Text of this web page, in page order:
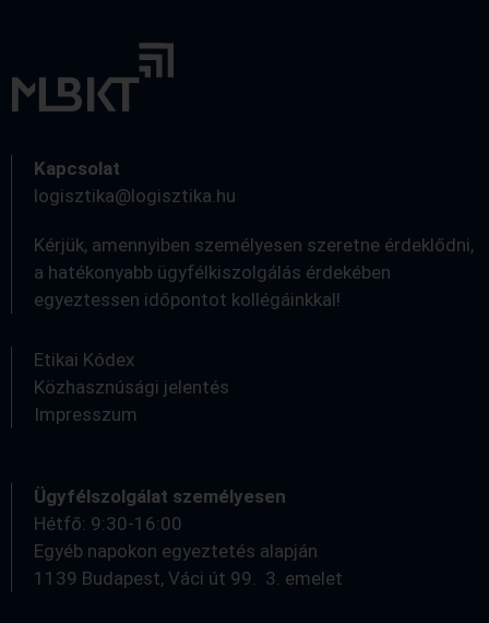
Kapcsolat
logisztika@logisztika.hu
Kérjük, amennyiben személyesen szeretne érdeklődni,
a hatékonyabb ügyfélkiszolgálás érdekében
egyeztessen időpontot kollégáinkkal!
Etikai Kódex
Közhasznúsági jelentés
Impresszum
Ügyfélszolgálat személyesen
Hétfő: 9:30-16:00
Egyéb napokon egyeztetés alapján
1139 Budapest, Váci út 99. 3. emelet